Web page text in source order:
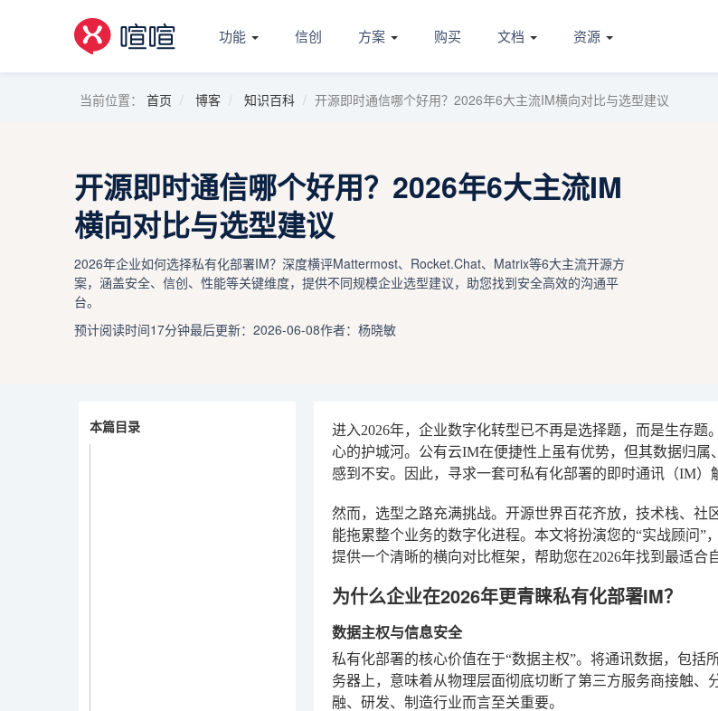
功能 信创 方案 购买 文档 资源
当前位置： 首页 博客 知识百科 开源即时通信哪个好用？2026年6大主流IM横向对比与选型建议
开源即时通信哪个好用？2026年6大主流IM
横向对比与选型建议
2026年企业如何选择私有化部署IM？深度横评Mattermost、Rocket.Chat、Matrix等6大主流开源方
案，涵盖安全、信创、性能等关键维度，提供不同规模企业选型建议，助您找到安全高效的沟通平
台。
预计阅读时间17分钟最后更新：2026-06-08作者：杨晓敏
本篇目录
进入2026年，企业数字化转型已不再是选择题，而是生存
心的护城河。公有云IM在便捷性上虽有优势，但其数据归
感到不安。因此，寻求一套可私有化部署的即时通讯（IM）
然而，选型之路充满挑战。开源世界百花齐放，技术栈、
能拖累整个业务的数字化进程。本文将扮演您的“实战顾问
提供一个清晰的横向对比框架，帮助您在2026年找到最适合
为什么企业在2026年更青睐私有化部署IM？
数据主权与信息安全
私有化部署的核心价值在于“数据主权”。将通讯数据，包
务器上，意味着从物理层面彻底切断了第三方服务商接触
融、研发、制造行业而言至关重要。